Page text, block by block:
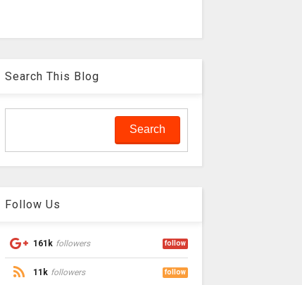
Search This Blog
Follow Us
161k followers follow
11k followers follow